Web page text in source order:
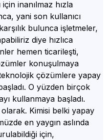
inanılmaz hızla
yani son kullanıcı
bulunca işletmeler,
diye hızlıca
hemen ticarileşti,
konuşulmaya
çözümlere yapay
O yüzden birçok
kullanmaya başladı.
Kimisi belki yapay
en yaygın aslında
için,